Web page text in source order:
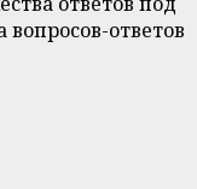
ответов